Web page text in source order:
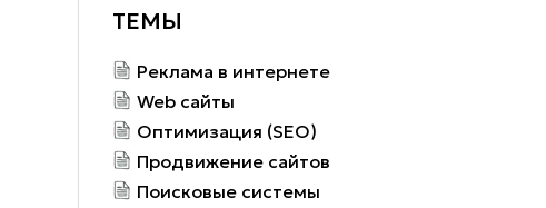
ТЕМЫ
Реклама в интернете
Web сайты
Оптимизация (SEO)
Продвижение сайтов
Поисковые системы